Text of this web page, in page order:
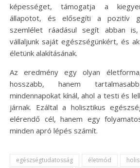
képességet, támogatja a
állapotot, és elősegíti a pozitív
szemlélet ráadásul segít abban
vállaljunk saját egészségünkért, és
életünk alakításának.
Az eredmény egy olyan
hosszabb, hanem
mindennapokat kínál, ahol a testi és
járnak. Ezáltal a holisztikus
elérendő cél, hanem egy
minden apró lépés számít.
egészségtudatosság életmód